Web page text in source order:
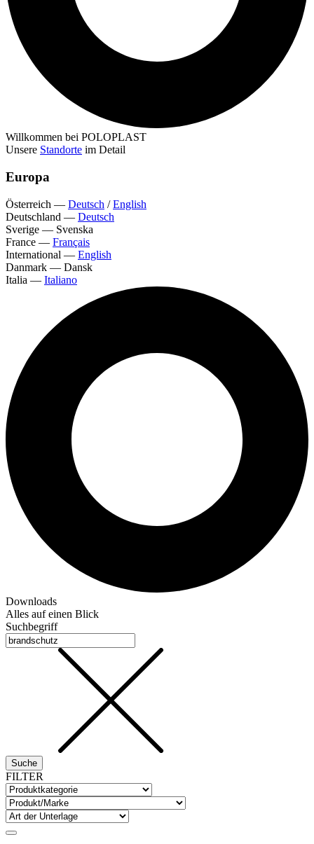
Willkommen bei POLOPLAST
Unsere Standorte im Detail
Europa
Österreich — Deutsch /English
Deutschland — Deutsch
Sverige — Svenska
France — Français
International — English
Danmark — Dansk
Italia — Italiano
Downloads
Alles auf einen Blick
Suchbegriff
FILTER